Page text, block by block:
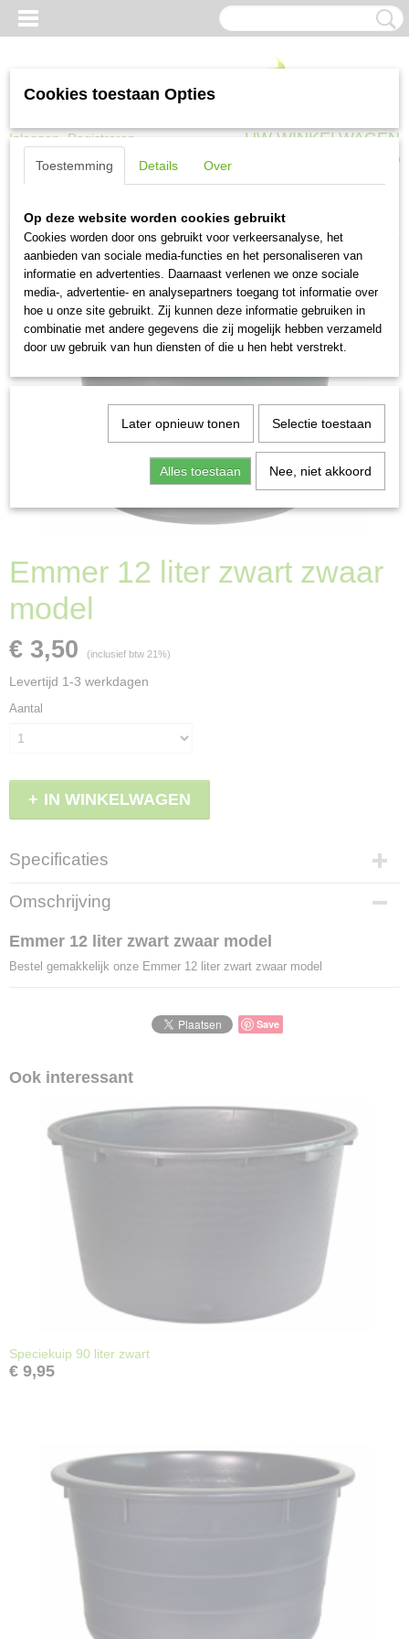
Inloggen Registreren UW WINKELWAGEN
(0)
zwaar model
Emmer 12 liter zwart zwaar
model
€ 3,50 (inclusief btw 21%)
Levertijd 1-3 werkdagen
Aantal
IN WINKELWAGEN
Specificaties
Productcode
LBS - DK12ZW
EAN code
Omschrijving
Emmer 12 liter zwart zwaar model
Bestel gemakkelijk onze Emmer 12 liter zwart zwaar model
Save
Ook interessant
Speciekuip 90 liter zwart
€ 9,95
Cookies toestaan Opties
Toestemming Details Over
Op deze website worden cookies gebruikt
Cookies worden door ons gebruikt voor verkeersanalyse, het
aanbieden van sociale media-functies en het personaliseren van
informatie en advertenties. Daarnaast verlenen we onze sociale
media-, advertentie- en analysepartners toegang tot informatie over
hoe u onze site gebruikt. Zij kunnen deze informatie gebruiken in
combinatie met andere gegevens die zij mogelijk hebben verzameld
door uw gebruik van hun diensten of die u hen hebt verstrekt.
Later opnieuw tonen Selectie toestaan
Alles toestaan Nee, niet akkoord